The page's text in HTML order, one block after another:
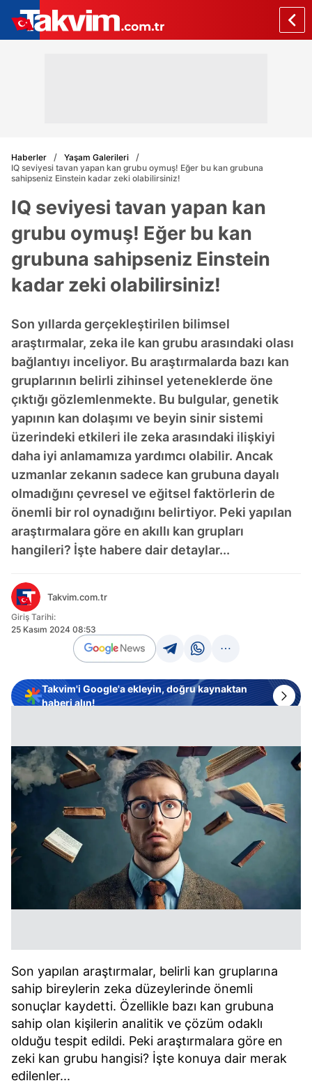
Haberler
Yaşam Galerileri
IQ seviyesi tavan yapan kan grubu oymuş! Eğer bu kan grubuna
sahipseniz Einstein kadar zeki olabilirsiniz!
IQ seviyesi tavan yapan kan
grubu oymuş! Eğer bu kan
grubuna sahipseniz Einstein
kadar zeki olabilirsiniz!
Son yıllarda gerçekleştirilen bilimsel
araştırmalar, zeka ile kan grubu arasındaki olası
bağlantıyı inceliyor. Bu araştırmalarda bazı kan
gruplarının belirli zihinsel yeteneklerde öne
çıktığı gözlemlenmekte. Bu bulgular, genetik
yapının kan dolaşımı ve beyin sinir sistemi
üzerindeki etkileri ile zeka arasındaki ilişkiyi
daha iyi anlamamıza yardımcı olabilir. Ancak
uzmanlar zekanın sadece kan grubuna dayalı
olmadığını çevresel ve eğitsel faktörlerin de
önemli bir rol oynadığını belirtiyor. Peki yapılan
araştırmalara göre en akıllı kan grupları
hangileri? İşte habere dair detaylar...
Takvim.com.tr
Giriş Tarihi:
25 Kasım 2024 08:53
Takvim'i Google'a ekleyin, doğru kaynaktan
haberi alın!
Son yapılan araştırmalar, belirli kan gruplarına
sahip bireylerin zeka düzeylerinde önemli
sonuçlar kaydetti. Özellikle bazı kan grubuna
sahip olan kişilerin analitik ve çözüm odaklı
olduğu tespit edildi. Peki araştırmalara göre en
zeki kan grubu hangisi? İşte konuya dair merak
edilenler...